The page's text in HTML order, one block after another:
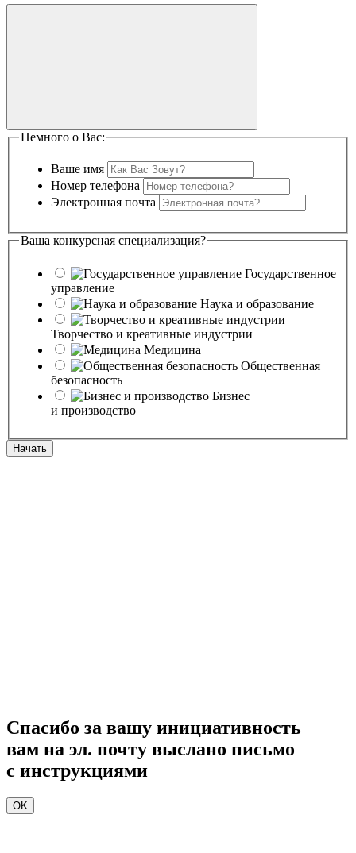
Немного о Вас:
Ваше имя
Номер телефона
Электронная почта
Ваша конкурсная специализация?
управление
Наука и образование
Творчество и креативные индустрии
Медицина
безопасность
и производство
Начать
Спасибо за вашу инициативность
вам на эл. почту выслано письмо
с инструкциями
ОK